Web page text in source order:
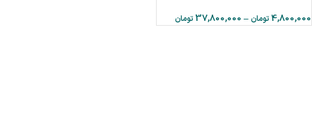
4,800,000 تومان–
37,800,000 تومان